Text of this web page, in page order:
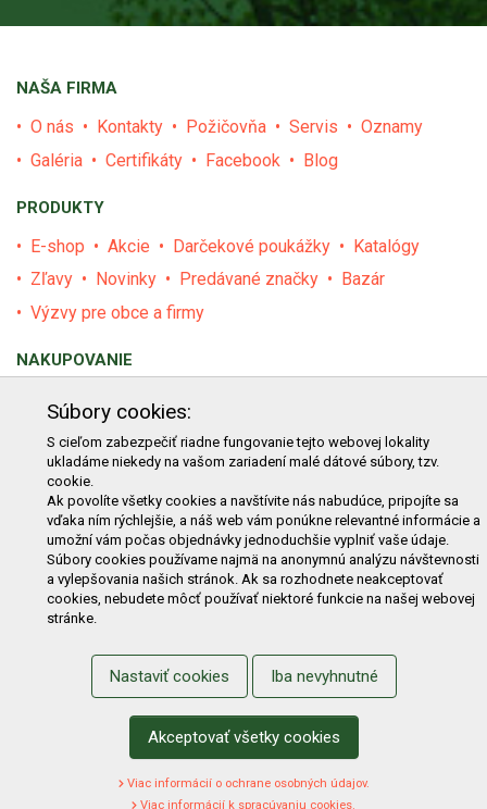
NAŠA FIRMA
O nás Kontakty Požičovňa Servis
Oznamy
Galéria
Certifikáty Facebook Blog
PRODUKTY
E-shop Akcie Darčekové poukážky
Katalógy
Zľavy
Novinky Predávané značky
Bazár
Výzvy pre obce a firmy
NAKUPOVANIE
Obchodné podmienky
Reklamačný poriadok
Reklamačný protokol
Odstúpenie od kúpy
Protokol na odstúpenie od kúpy
Alternatívne riešenie sporu
Ochrana osobných údajov
Používanie cookies
Nákup na splátky
ZÁKAZNÍK
Prihlásenie
Zmena hesla
Prihlasiť sa na odber noviniek
Nastavenie cookies
Podmienky zadávania hodnotení
Odstúpenie od zmluvy online
Súbory cookies:
S cieľom zabezpečiť riadne fungovanie tejto webovej lokality
ukladáme niekedy na vašom zariadení malé dátové súbory, tzv.
cookie.
Ak povolíte všetky cookies a navštívite nás nabudúce, pripojíte sa
vďaka ním rýchlejšie, a náš web vám ponúkne relevantné informácie a
umožní vám počas objednávky jednoduchšie vyplniť vaše údaje.
Súbory cookies používame najmä na anonymnú analýzu návštevnosti
a vylepšovania našich stránok. Ak sa rozhodnete neakceptovať
cookies, nebudete môcť používať niektoré funkcie na našej webovej
stránke.
Nastaviť cookies Iba nevyhnutné
Akceptovať všetky cookies
Viac informácií o ochrane osobných údajov.
Viac informácií k spracúvaniu cookies.